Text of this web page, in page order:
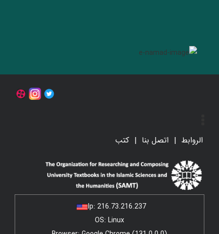
الروابط اتصل بنا کتب
Ip: 216.73.216.237
OS: Linux